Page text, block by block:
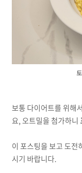
보통 다이어트를 위해
요, 오트밀을 첨가하니
이 포스팅을 보고 도전
시기 바랍니다.